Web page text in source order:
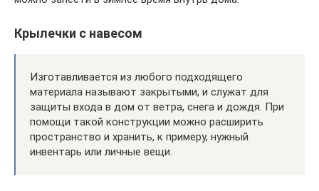
Крылечки с навесом
Изготавливается из любого подходящего
материала называют закрытыми, и служат для
защиты входа в дом от ветра, снега и дождя. При
помощи такой конструкции можно расширить
пространство и хранить, к примеру, нужный
инвентарь или личные вещи.